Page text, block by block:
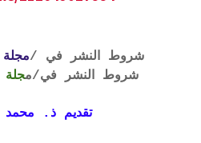
شروط النشر في /مجلة
شروط النشر في/مجلة
تقديم ذ. محمد